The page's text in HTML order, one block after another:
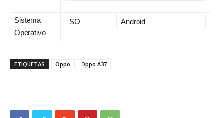
Sistema
Operativo
SO Android
ETIQUETAS Oppo Oppo A37